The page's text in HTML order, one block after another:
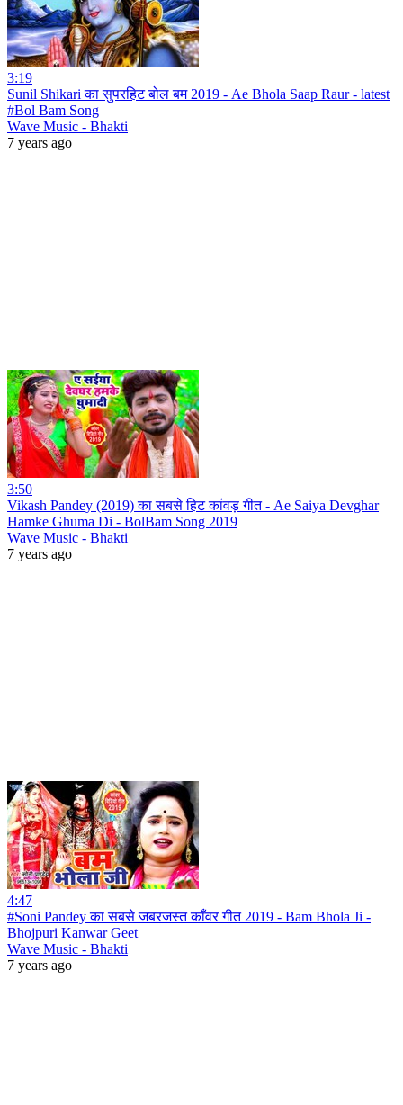
3:19
Sunil Shikari का सुपरहिट बोल बम 2019 - Ae Bhola Saap Raur - latest
#Bol Bam Song
Wave Music - Bhakti
7 years ago
3:50
Vikash Pandey (2019) का सबसे हिट कांवड़ गीत - Ae Saiya Devghar
Hamke Ghuma Di - BolBam Song 2019
Wave Music - Bhakti
7 years ago
4:47
#Soni Pandey का सबसे जबरजस्त काँवर गीत 2019 - Bam Bhola Ji -
Bhojpuri Kanwar Geet
Wave Music - Bhakti
7 years ago